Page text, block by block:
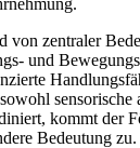
von zentraler
und
sensorische
kommt der
Bedeutung zu.